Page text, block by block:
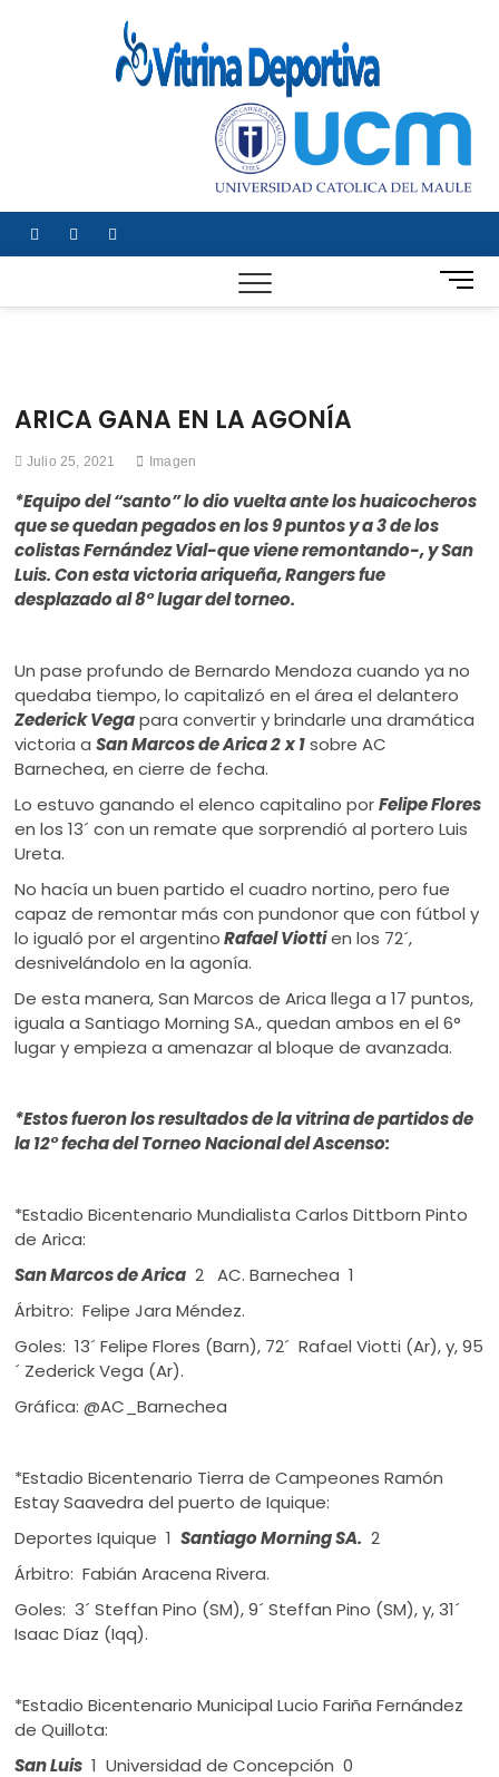
facebooktwitterinstagram
B
o
n
ARICA GANA EN LA AGONÍA
Julio 25, 2021 Imagen
*Equipo del “santo” lo dio vuelta ante los huaicocheros
que se quedan pegados en los 9 puntos y a 3 de los
colistas Fernández Vial-que viene remontando-, y San
Luis. Con esta victoria ariqueña, Rangers fue
desplazado al 8° lugar del torneo.
Un pase profundo de Bernardo Mendoza cuando ya no
quedaba tiempo, lo capitalizó en el área el delantero
Zederick Vegapara convertir y brindarle una dramática
victoria aSan Marcos de Arica 2 x 1sobre AC
Barnechea, en cierre de fecha.
Lo estuvo ganando el elenco capitalino porFelipe Flores
en los 13´ con un remate que sorprendió al portero Luis
Ureta.
No hacía un buen partido el cuadro nortino, pero fue
capaz de remontar más con pundonor que con fútbol y
lo igualó por el argentinoRafael Viottien los 72´,
desnivelándolo en la agonía.
De esta manera, San Marcos de Arica llega a 17 puntos,
iguala a Santiago Morning SA., quedan ambos en el 6°
lugar y empieza a amenazar al bloque de avanzada.
*Estos fueron los resultados de la vitrina de partidos de
la 12° fecha del Torneo Nacional del Ascenso:
*Estadio Bicentenario Mundialista Carlos Dittborn Pinto
de Arica:
San Marcos de Arica 2 AC. Barnechea 1
Árbitro: Felipe Jara Méndez.
Goles: 13´ Felipe Flores (Barn), 72´ Rafael Viotti (Ar), y, 95
´ Zederick Vega (Ar).
Gráfica: @AC_Barnechea
*Estadio Bicentenario Tierra de Campeones Ramón
Estay Saavedra del puerto de Iquique:
Deportes Iquique 1Santiago Morning SA. 2
Árbitro: Fabián Aracena Rivera.
Goles: 3´ Steffan Pino (SM), 9´ Steffan Pino (SM), y, 31´
Isaac Díaz (Iqq).
*Estadio Bicentenario Municipal Lucio Fariña Fernández
de Quillota:
San Luis 1 Universidad de Concepción 0